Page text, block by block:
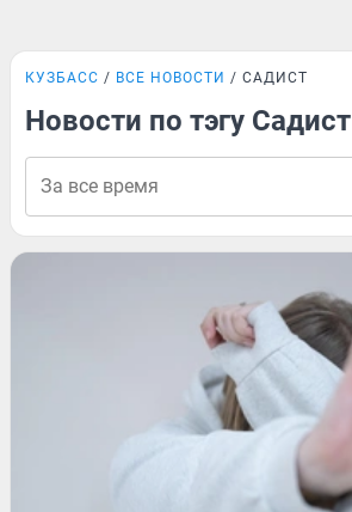
КУЗБАСС ВСЕ НОВОСТИ САДИСТ
Новости по тэгу Садист